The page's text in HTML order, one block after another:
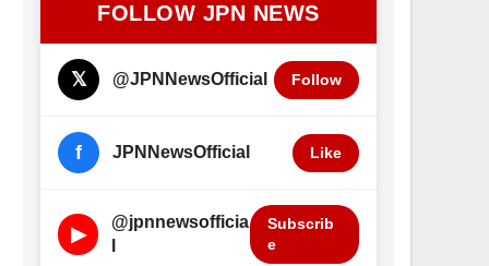
FOLLOW JPN NEWS
𝕏 @JPNNewsOfficial Follow
f JPNNewsOfficial Like
▶
@jpnnewsofficia
Subscrib
e